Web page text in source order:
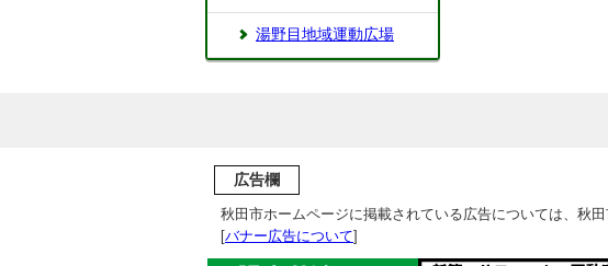
湯野目地域運動広場
広告欄
秋田市ホームページに掲載されている広告については、秋
[バナー広告について]